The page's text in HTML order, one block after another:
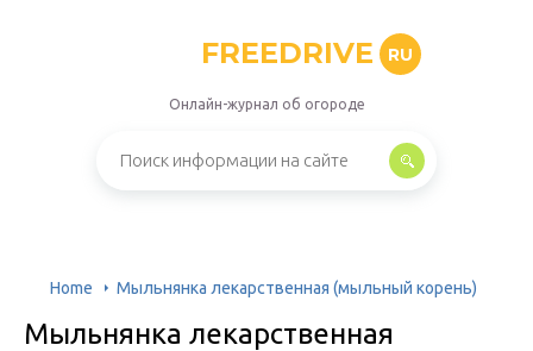
FREEDRIVE RU
Онлайн-журнал об огороде
Home Мыльнянка лекарственная (мыльный корень)
Мыльнянка лекарственная